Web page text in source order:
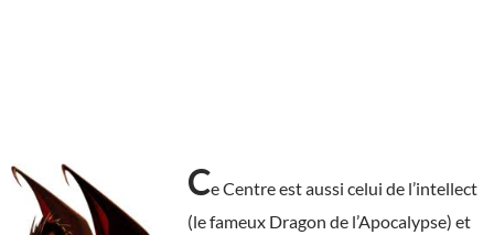
Ce Centre est aussi celui de l’intellect
(le fameux Dragon de l’Apocalypse) et